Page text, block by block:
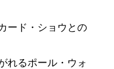
ード・ショウとの
れるポール・ウォ